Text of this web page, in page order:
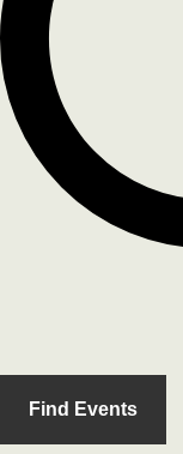
Find Events